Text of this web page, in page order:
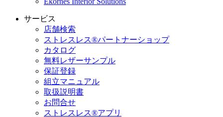
サービス
店舗検索
ストレスレス®パートナーショップ
カタログ
無料レザーサンプル
保証登録
組立マニュアル
取扱説明書
お問合せ
ストレスレス®アプリ